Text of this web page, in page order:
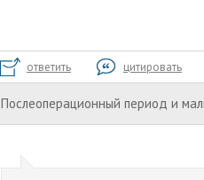
ответить цитировать
Послеоперационный период и